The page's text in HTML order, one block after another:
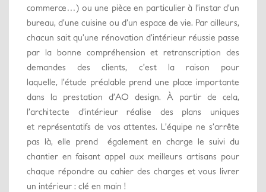
commerce…) ou une pièce en particulier à l’instar d’un
bureau, d’une cuisine ou d’un espace de vie. Par ailleurs,
chacun sait qu’une rénovation d’intérieur réussie passe
par la bonne compréhension et retranscription des
demandes des clients, c’est la raison pour
laquelle, l’étude préalable prend une place importante
dans la prestation d’AO design. À partir de cela,
l’architecte d’intérieur réalise des plans uniques
et représentatifs de vos attentes. L’équipe ne s’arrête
pas là, elle prend également en charge le suivi du
chantier en faisant appel aux meilleurs artisans pour
chaque répondre au cahier des charges et vous livrer
un intérieur : clé en main !